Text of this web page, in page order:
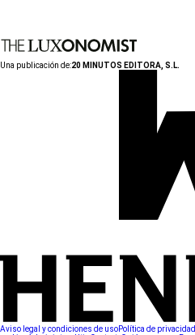
Una publicación de:20 MINUTOS EDITORA, S.L.
Aviso legal y condiciones de usoPolítica de privacidad